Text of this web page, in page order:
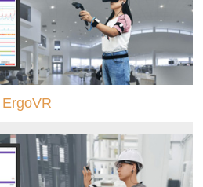
ErgoVR